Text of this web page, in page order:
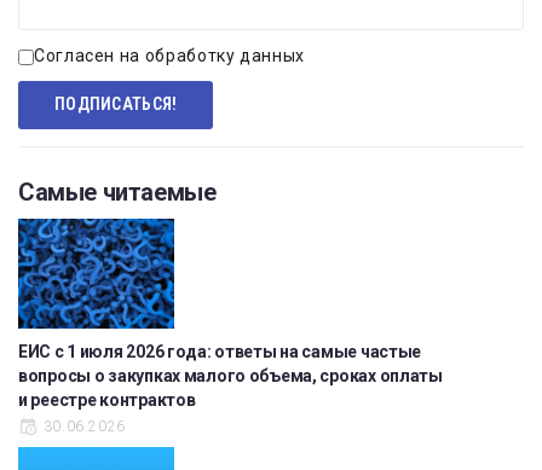
Согласен на обработку данных
Самые читаемые
ЕИС с 1 июля 2026 года: ответы на самые частые
вопросы о закупках малого объема, сроках оплаты
и реестре контрактов
30.06.2026